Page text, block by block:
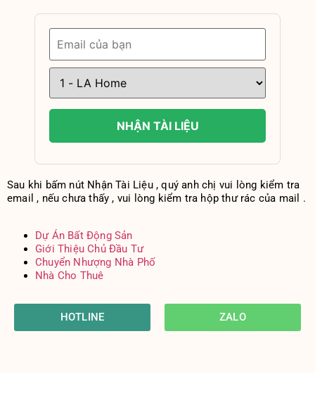
NHẬN TÀI LIỆU
Sau khi bấm nút Nhận Tài Liệu , quý anh chị vui lòng kiểm tra
email , nếu chưa thấy , vui lòng kiểm tra hộp thư rác của mail .
Dự Án Bất Động Sản
Giới Thiệu Chủ Đầu Tư
Chuyển Nhượng Nhà Phố
Nhà Cho Thuê
HOTLINE ZALO